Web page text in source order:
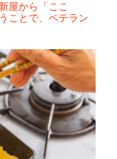
屋から「ここ
ことで、ベテラン